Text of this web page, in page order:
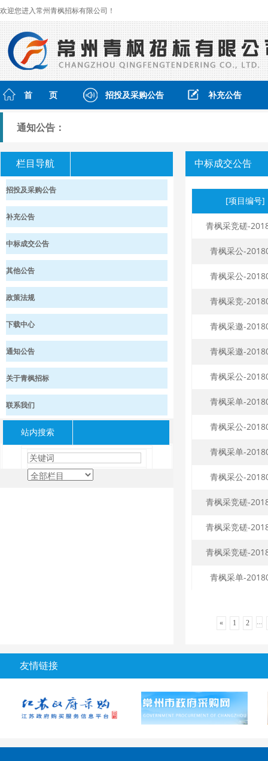
欢迎您进入常州青枫招标有限公司！
首 页 招投及采购公告 补充公告
通知公告：
栏目导航
招投及采购公告
补充公告
中标成交公告
其他公告
政策法规
下载中心
通知公告
关于青枫招标
联系我们
站内搜索
中标成交公告
[项目编号]
青枫采竞磋-
青枫采公-
青枫采公-
青枫采竞-
青枫采邀-
青枫采邀-
青枫采公-
青枫采单-
青枫采公-
青枫采单-
青枫采公-
青枫采竞磋-
青枫采竞磋-
青枫采竞磋-
青枫采单-
« 1 2 ...
友情链接